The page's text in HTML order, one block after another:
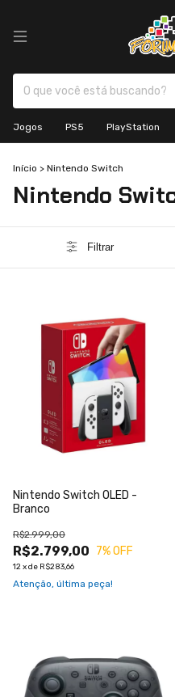
Jogos PS5 PlayStation
Início > Nintendo Switch
Nintendo
Filtrar
Nintendo Switch OLED -
Branco
R$2.799,00
R$2.999,00
7% OFF
12xde R$283,66
Atenção, última peça!